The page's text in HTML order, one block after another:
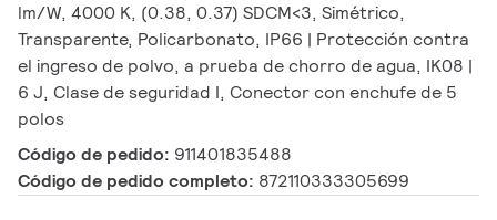
lm/W, 4000 K, (0.38, 0.37) SDCM<3, Simétrico,
Transparente, Policarbonato, IP66 | Protección contra
el ingreso de polvo, a prueba de chorro de agua, IK08 |
6 J, Clase de seguridad I, Conector con enchufe de 5
polos
Código de pedido: 911401835488
Código de pedido completo: 872110333305699